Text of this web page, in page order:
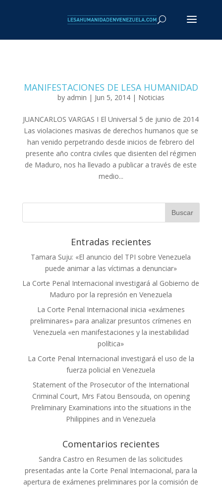
MANIFESTACIONES DE LESA HUMANIDAD
by admin | Jun 5, 2014 | Noticias
JUANCARLOS VARGAS I El Universal 5 de junio de 2014
Las violaciones masivas de derechos humanos que se
han venido perpetrando desde inicios de febrero del
presente año contra civiles que disienten del régimen
de Maduro, nos ha llevado a publicar a través de este
medio...
Entradas recientes
Tamara Suju: «El anuncio del TPI sobre Venezuela
puede animar a las víctimas a denunciar»
La Corte Penal Internacional investigará al Gobierno de
Maduro por la represión en Venezuela
La Corte Penal Internacional inicia «exámenes
preliminares» para analizar presuntos crímenes en
Venezuela «en manifestaciones y la inestabilidad
política»
La Corte Penal Internacional investigará el uso de la
fuerza policial en Venezuela
Statement of the Prosecutor of the International
Criminal Court, Mrs Fatou Bensouda, on opening
Preliminary Examinations into the situations in the
Philippines and in Venezuela
Comentarios recientes
Sandra Castro en Resumen de las solicitudes
presentadas ante la Corte Penal Internacional, para la
apertura de exámenes preliminares por la comisión de